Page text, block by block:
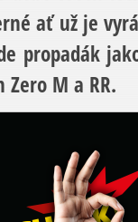
ať už je
propadák
Zero M a RR.